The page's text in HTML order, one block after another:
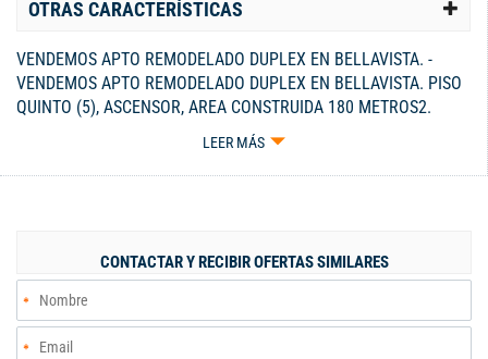
OTRAS CARACTERÍSTICAS
VENDEMOS APTO REMODELADO DUPLEX EN BELLAVISTA. -
VENDEMOS APTO REMODELADO DUPLEX EN BELLAVISTA. PISO
QUINTO (5), ASCENSOR, AREA CONSTRUIDA 180 METROS2.
AMPLIA TERRAZA CON ESPECTACULAR VISTA PANORAMICA A
INTEGRAL AMERICANA AMPLIA, ZONA DE OFICIOS, BAÑO
AIRES ACONDICIONADOS Y PISOS DE PORCELANATO. PISCINA,
DOS PARQUEADEROS. ADMINISTRACION $ 1.900.000. PRECIO
DE VENTA $ 800 MILLONES NEGOCIABLES. ... - Código 9767950
LEER MÁS
CONTACTAR Y RECIBIR OFERTAS SIMILARES